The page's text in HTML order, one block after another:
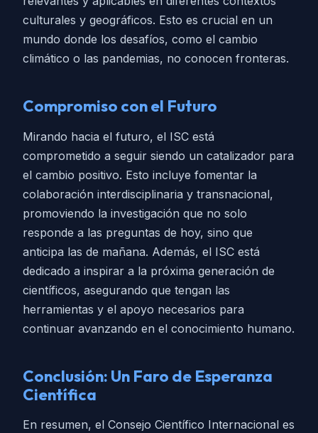
culturales y geográficos. Esto es crucial en un
mundo donde los desafíos, como el cambio
climático o las pandemias, no conocen fronteras.
Compromiso con el Futuro
Mirando hacia el futuro, el ISC está
comprometido a seguir siendo un catalizador para
el cambio positivo. Esto incluye fomentar la
colaboración interdisciplinaria y transnacional,
promoviendo la investigación que no solo
responde a las preguntas de hoy, sino que
anticipa las de mañana. Además, el ISC está
dedicado a inspirar a la próxima generación de
científicos, asegurando que tengan las
herramientas y el apoyo necesarios para
continuar avanzando en el conocimiento humano.
Conclusión: Un Faro de Esperanza
Científica
En resumen, el Consejo Científico Internacional es